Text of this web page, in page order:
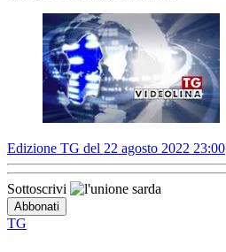
Edizione TG del 22 agosto 2022 23:00
Sottoscrivi
TG